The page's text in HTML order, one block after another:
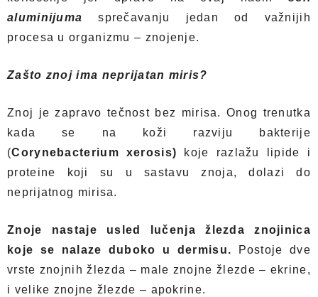
aluminijuma sprečavanju jedan od važnijih
procesa u organizmu – znojenje.
Zašto znoj ima neprijatan miris?
Znoj je zapravo tečnost bez mirisa. Onog trenutka
kada se na koži razviju bakterije
(Corynebacterium xerosis) koje razlažu lipide i
proteine koji su u sastavu znoja, dolazi do
neprijatnog mirisa.
Znoje nastaje usled lučenja žlezda znojinica
koje se nalaze duboko u dermisu.
Postoje dve
vrste znojnih žlezda – male znojne žlezde – ekrine,
i velike znojne žlezde – apokrine.